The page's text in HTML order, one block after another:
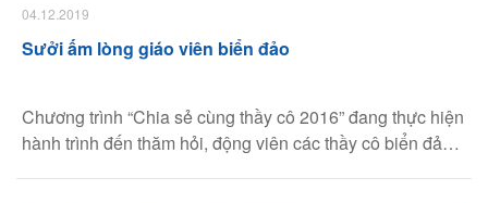
04.12.2019
Sưởi ấm lòng giáo viên biển đảo
Chương trình “Chia sẻ cùng thầy cô 2016” đang thực hiện
hành trình đến thăm hỏi, động viên các thầy cô biển đảo